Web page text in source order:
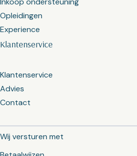
Klantenservice
Klantenservice
Advies
Contact
Opleidingen
Experience
Wij versturen met